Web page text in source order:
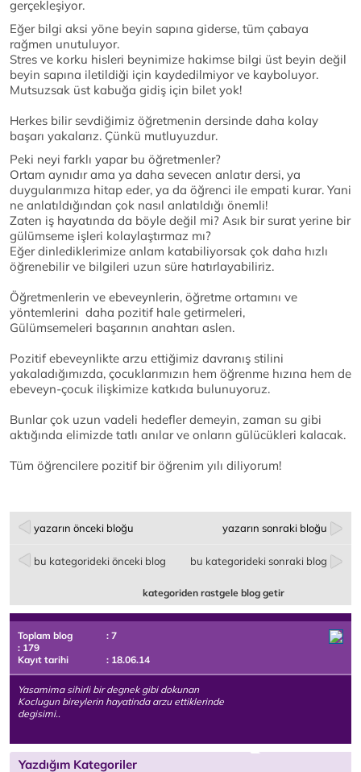
gerçekleşiyor.
Eğer bilgi aksi yöne beyin sapına giderse, tüm çabaya
rağmen unutuluyor.
Stres ve korku hisleri beynimize hakimse bilgi üst beyin değil
beyin sapına iletildiği için kaydedilmiyor ve kayboluyor.
Mutsuzsak üst kabuğa gidiş için bilet yok!
Herkes bilir sevdiğimiz öğretmenin dersinde daha kolay
başarı yakalarız. Çünkü mutluyuzdur.
Peki neyi farklı yapar bu öğretmenler?
Ortam aynıdır ama ya daha sevecen anlatır dersi, ya
duygularımıza hitap eder, ya da öğrenci ile empati kurar. Yani
ne anlatıldığından çok nasıl anlatıldığı önemli!
Zaten iş hayatında da böyle değil mi? Asık bir surat yerine bir
gülümseme işleri kolaylaştırmaz mı?
Eğer dinlediklerimize anlam katabiliyorsak çok daha hızlı
öğrenebilir ve bilgileri uzun süre hatırlayabiliriz.
Öğretmenlerin ve ebeveynlerin, öğretme ortamını ve
yöntemlerini daha pozitif hale getirmeleri,
Gülümsemeleri başarının anahtarı aslen.
Pozitif ebeveynlikte arzu ettiğimiz davranış stilini
yakaladığımızda, çocuklarımızın hem öğrenme hızına hem de
ebeveyn-çocuk ilişkimize katkıda bulunuyoruz.
Bunlar çok uzun vadeli hedefler demeyin, zaman su gibi
aktığında elimizde tatlı anılar ve onların gülücükleri kalacak.
Tüm öğrencilere pozitif bir öğrenim yılı diliyorum!
yazarın önceki bloğu yazarın sonraki bloğu
bu kategorideki önceki blog bu kategorideki sonraki blog
kategoriden rastgele blog getir
Toplam blog
: 7
: 179
Kayıt tarihi
: 18.06.14
Yasamima sihirli bir degnek gibi dokunan
Koclugun bireylerin hayatinda arzu ettiklerinde
degisimi..
Yazdığım Kategoriler